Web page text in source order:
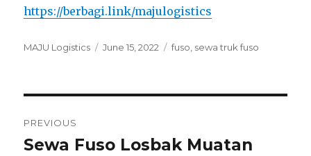
https://berbagi.link/majulogistics
Author
MAJU Logistics
Posted
June 15, 2022 Tags
fuso, sewa truk fuso
navigation
PREVIOUS
Previous
Sewa Fuso Losbak Muatan